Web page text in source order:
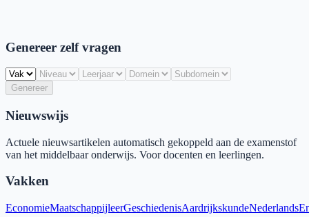
Genereer zelf vragen
Genereer
Nieuwswijs
Actuele nieuwsartikelen automatisch gekoppeld aan de examenstof
van het middelbaar onderwijs. Voor docenten en leerlingen.
Vakken
EconomieMaatschappijleerGeschiedenisAardrijkskundeNederlands